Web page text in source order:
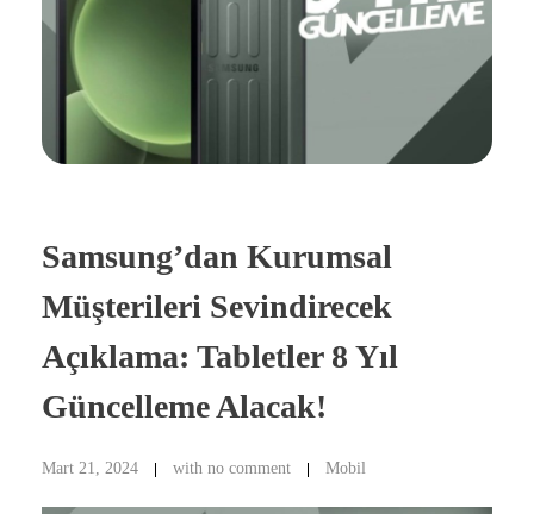
Samsung’dan Kurumsal
Müşterileri Sevindirecek
Açıklama: Tabletler 8 Yıl
Güncelleme Alacak!
Mart 21, 2024 with no comment Mobil